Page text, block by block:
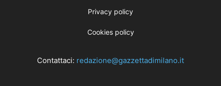
Privacy policy
Cookies policy
Contattaci: redazione@gazzettadimilano.it